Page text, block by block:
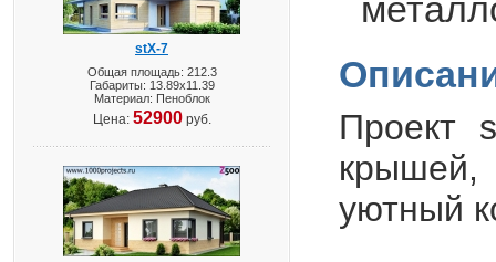
stX-7
Общая площадь: 212.3
Габариты: 13.89х11.39
Материал: Пеноблок
Цена: 52900руб.
Проект
уютный